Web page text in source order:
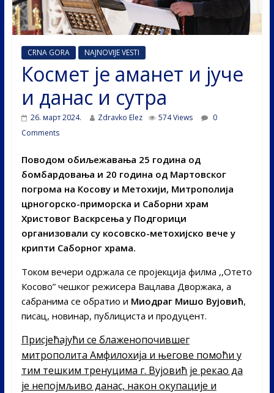
CRNA GORA NAJNOVIJE VESTI
Космет је аманет и јуче
и данас и сутра
26. март 2024. Zdravko Elez 574 Views
0
Comments
Поводом обиљежавања 25 година од
бомбардовања и 20 година од Мартовског
погрома на Косову и Метохији, Митрополија
црногорско-приморска и Саборни храм
Христовог Васкрсења у Подгорици
организовали су косовско-метохијско вече у
крипти Саборног храма.
Током вечери одржала се пројекција филма ,,Отето
Косово” чешког режисера Вацлава Дворжака, а
сабранима се обратио и Миодраг Мишо Вујовић,
писац, новинар, публициста и продуцент.
Присјећајући се блаженопочившег
митрополита Амфилохија и његове помоћи у
тим тешким тренуцима г. Вујовић је рекао да
је непојмљиво данас, након окупације и